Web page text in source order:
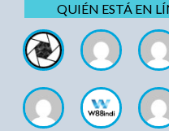
QUIÉN ESTÁ EN